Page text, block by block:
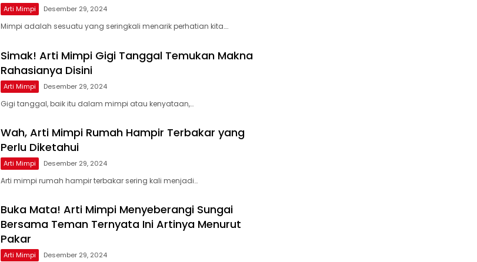
Arti Mimpi Desember 29, 2024
Mimpi adalah sesuatu yang seringkali menarik perhatian kita….
Simak! Arti Mimpi Gigi Tanggal Temukan Makna
Rahasianya Disini
Arti Mimpi Desember 29, 2024
Gigi tanggal, baik itu dalam mimpi atau kenyataan,…
Wah, Arti Mimpi Rumah Hampir Terbakar yang
Perlu Diketahui
Arti Mimpi Desember 29, 2024
Arti mimpi rumah hampir terbakar sering kali menjadi…
Buka Mata! Arti Mimpi Menyeberangi Sungai
Bersama Teman Ternyata Ini Artinya Menurut
Pakar
Arti Mimpi Desember 29, 2024